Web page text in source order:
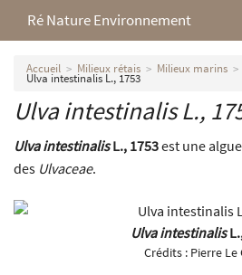
Ré Nature Environnement
L’association
Milieux rétais
Nos parutions
Accueil Milieux rétais Milieux marins
Ulva intestinalis L., 1753
Ulva intestinalis L.,
Ulva intestinalisL., 1753est une
des Ulvaceae.
Ulva intestinalis
Crédits : Pierre Le